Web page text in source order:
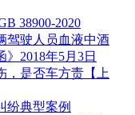
38900-2020
驾驶人员血液中酒
2018年5月3日
，是否车方责【上
纷典型案例